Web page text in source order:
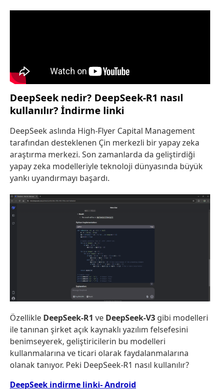
DeepSeek nedir? DeepSeek-R1 nasıl
kullanılır? İndirme linki
DeepSeek aslında High-Flyer Capital Management
tarafından desteklenen Çin merkezli bir yapay zeka
araştırma merkezi. Son zamanlarda da geliştirdiği
yapay zeka modelleriyle teknoloji dünyasında büyük
yankı uyandırmayı başardı.
Özellikle DeepSeek-R1 ve DeepSeek-V3 gibi modelleri
ile tanınan şirket açık kaynaklı yazılım felsefesini
benimseyerek, geliştiricilerin bu modelleri
kullanmalarına ve ticari olarak faydalanmalarına
olanak tanıyor. Peki DeepSeek-R1 nasıl kullanılır?
DeepSeek indirme linki- Android